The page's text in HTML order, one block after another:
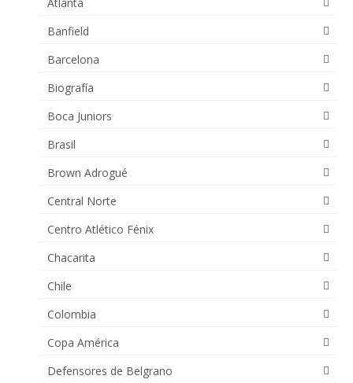
Banfield
Barcelona
Biografía
Boca Juniors
Brasil
Brown Adrogué
Central Norte
Centro Atlético Fénix
Chacarita
Chile
Colombia
Copa América
Defensores de Belgrano